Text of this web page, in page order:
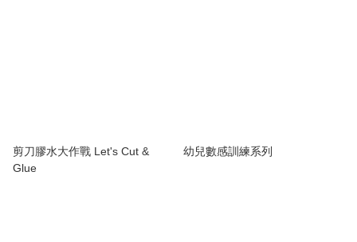
剪刀膠水大作戰 Let's Cut &
Glue
幼兒數感訓練系列